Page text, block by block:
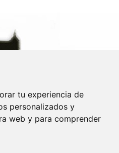
tu experiencia de
personalizados y
web y para comprender